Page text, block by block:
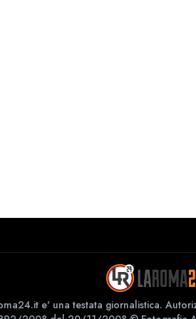
e' una testata giornalistica.